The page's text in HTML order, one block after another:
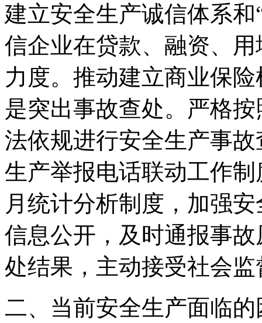
建立安全生产诚信体系
信企业在贷款、融资、
力度。推动建立商业保
是突出事故查处。严格
法依规进行安全生产事
生产举报电话联动工作
月统计分析制度，加强
信息公开，及时通报事
处结果，主动接受社会监
二、当前安全生产面临